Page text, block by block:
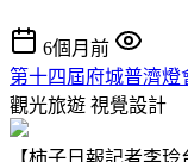
6個月前
第十四屆府城普濟燈
觀光旅遊 視覺設計
【柿子日報記者李